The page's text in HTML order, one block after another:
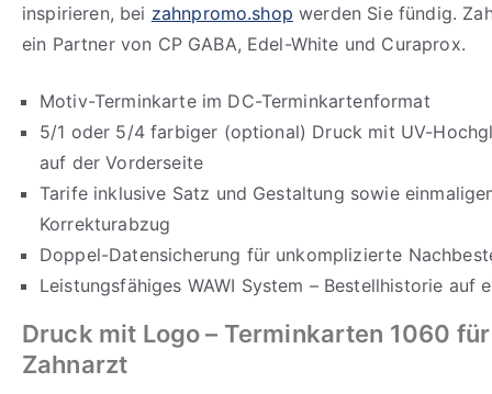
inspirieren, bei zahnpromo.shop werden Sie fündig.
ein Partner von CP GABA, Edel-White und Curaprox.
Motiv-Terminkarte im DC-Terminkartenformat
5/1 oder 5/4 farbiger (optional) Druck mit UV-
auf der Vorderseite
Tarife inklusive Satz und Gestaltung sowie
Korrekturabzug
Doppel-Datensicherung für unkomplizierte
Leistungsfähiges WAWI System – Bestellhistorie auf
Druck mit Logo– Terminkarten 1060
Zahnarzt